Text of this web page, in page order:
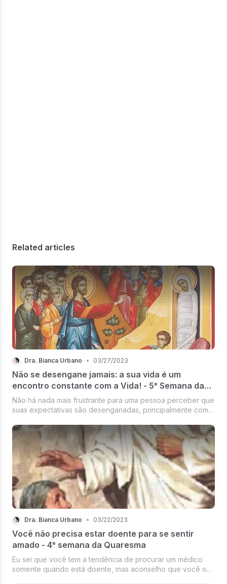
Related articles
Dra. Bianca Urbano • 03/27/2023
Não se desengane jamais: a sua vida é um
encontro constante com a Vida! - 5° Semana da
Quaresma
Não há nada mais frustrante para uma pessoa perceber que
suas expectativas são desenganadas, principalmente com
Dra. Bianca Urbano • 03/22/2023
Você não precisa estar doente para se sentir
amado - 4° semana da Quaresma
Eu sei que você tem a tendência de procurar um médico
somente quando está doente, mas aconselho que você o